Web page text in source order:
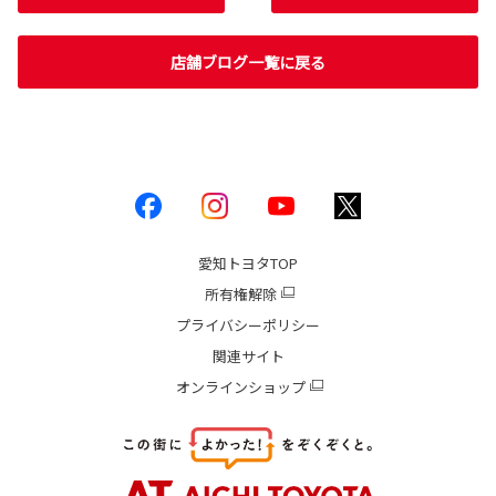
店舗ブログ一覧に戻る
愛知トヨタTOP
所有権解除
プライバシーポリシー
関連サイト
オンラインショップ